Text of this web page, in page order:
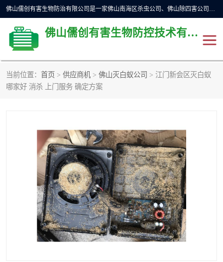
佛山儒创有害生物防治有限公司是一家佛山南海区杀虫公司、佛山除四害公司、佛山灭白蚁公司、佛山白蚁防治公司，让您远离虫害困扰。要问佛山白蚁防治哪家好？佛山儒创有害生物防治有限公司全佛山、广州，正规公司，上门勘查，可靠，售后有保障。
佛山儒创有害生物防控技术有限公司
当前位置： 首页 > 供应商机 > 佛山灭白蚁公司 > 江门新会区灭白蚁
哪家好 消杀 上门服务 确定方案
除四害公司
佛山灭白蚁公司 佛山杀虫公司
佛山除四害公司 灭鼠
灭蜱虫 消杀
灭苍蝇 灭跳蚤
灭蚊虫 灭蟑螂